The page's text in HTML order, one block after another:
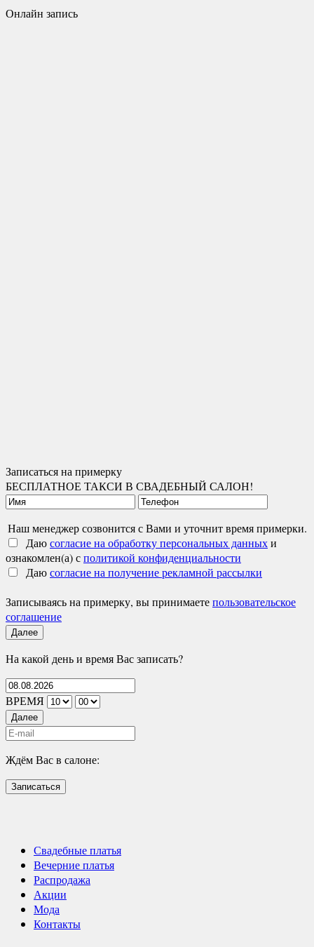
Онлайн запись
Записаться на примерку
БЕСПЛАТНОЕ ТАКСИ В СВАДЕБНЫЙ САЛОН!
Наш менеджер созвонится с Вами и уточнит время примерки.
Даюсогласие на обработку персональных данныхи
ознакомлен(а) сполитикой конфиденциальности
Даюсогласие на получение рекламной рассылки
Записываясь на примерку, вы принимаетепользовательское
соглашение
Далее
На какой день и время Вас записать?
ВРЕМЯ
Далее
Ждём Вас в салоне:
Записаться
Свадебные платья
Вечерние платья
Распродажа
Акции
Мода
Контакты